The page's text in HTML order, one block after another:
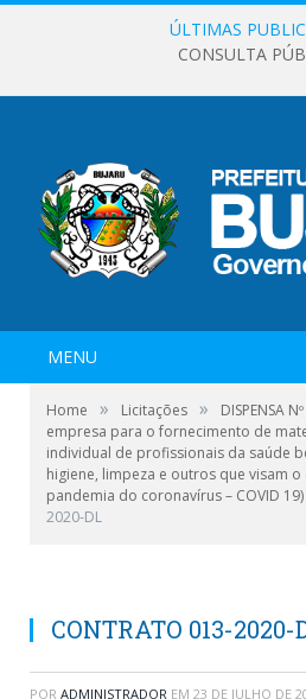
ÚLTIMAS
CONSULTA
MENU
Home » Licitações »
DISPENSA
empresa para o fornecimento de
individual de profissionais da saúde
higiene, limpeza e outros que visam
pandemia do coronavírus – COVID 19)
2020-DL
CONTRATO 013-2020-
POR ADMINISTRADOR EM 23 DE JULHO DE